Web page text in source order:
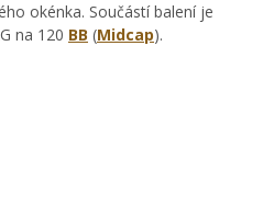
okénka. Součástí balení je
na 120 BB (Midcap).